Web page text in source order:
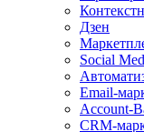
Дзен
Social
Email-
Account-
CRM-